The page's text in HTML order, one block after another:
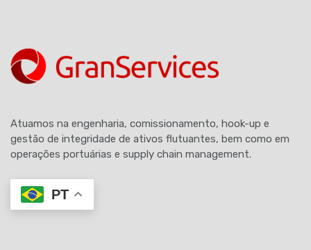
Atuamos na engenharia, comissionamento, hook-up e
gestão de integridade de ativos flutuantes, bem como em
operações portuárias e supply chain management.
PT